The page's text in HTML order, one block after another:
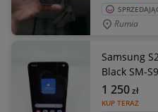
Rumia
Samsung
Black SM-
KUP TERAZ
1 250zł